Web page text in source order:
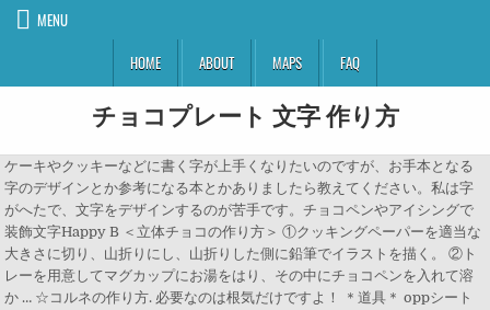
MENU
HOME
ABOUT MAPS FAQ
チョコプレート 文字 作り方
ケーキやクッキーなどに書く字が上手くなりたいのですが、お手本となる
字のデザインとか参考になる本とかありましたら教えてください。私は字
がへたで、文字をデザインするのが苦手です。チョコペンやアイシングで
装飾文字Happy B ＜立体チョコの作り方＞ ①クッキングペーパーを適当な
大きさに切り、山折りにし、山折りした側に鉛筆でイラストを描く。 ②ト
レーを用意してマグカップにお湯をはり、その中にチョコペンを入れて溶
か … ☆コルネの作り方. 必要なのは根気だけですよ！ ＊道具＊ oppシート